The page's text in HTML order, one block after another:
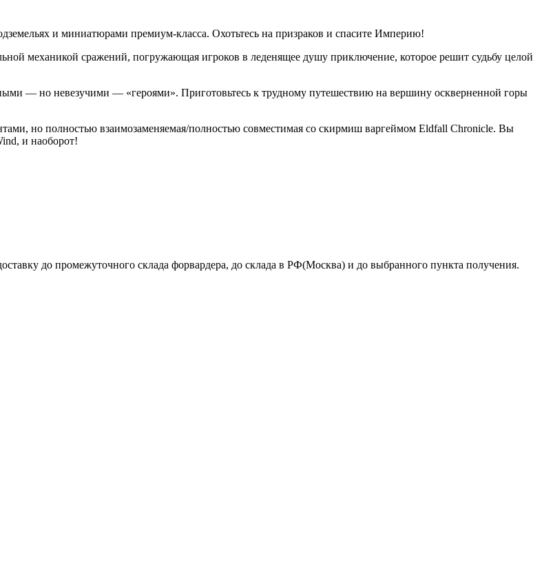
и миниатюрами премиум-класса. Охотьтесь на призраков и спасите Империю!
механикой сражений, погружающая игроков в леденящее душу приключение, которое решит судьбу целой
— но невезучими — «героями». Приготовьтесь к трудному путешествию на вершину оскверненной горы
но полностью взаимозаменяемая/полностью совместимая со скирмиш варгеймом Eldfall Chronicle. Вы
и наоборот!
до промежуточного склада форвардера, до склада в РФ(Москва) и до выбранного пункта получения.